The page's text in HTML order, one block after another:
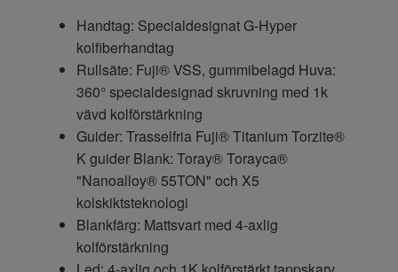
Handtag: Specialdesignat G-Hyper
kolfiberhandtag
Rullsäte: Fuji® VSS, gummibelagd Huva:
360° specialdesignad skruvning med 1k
vävd kolförstärkning
Guider: Trasselfria Fuji® Titanium Torzite®
K guider Blank: Toray® Torayca®
"Nanoalloy® 55TON" och X5
kolskiktsteknologi
Blankfärg: Mattsvart med 4-axlig
kolförstärkning